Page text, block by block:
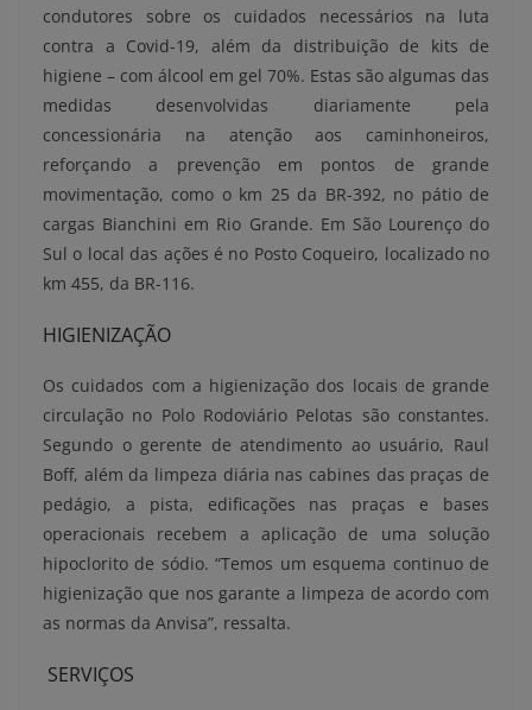
condutores sobre os cuidados necessários na luta
contra a Covid-19, além da distribuição de kits de
higiene – com álcool em gel 70%. Estas são algumas das
medidas desenvolvidas diariamente pela
concessionária na atenção aos caminhoneiros,
reforçando a prevenção em pontos de grande
movimentação, como o km 25 da BR-392, no pátio de
cargas Bianchini em Rio Grande. Em São Lourenço do
Sul o local das ações é no Posto Coqueiro, localizado no
km 455, da BR-116.
HIGIENIZAÇÃO
Os cuidados com a higienização dos locais de grande
circulação no Polo Rodoviário Pelotas são constantes.
Segundo o gerente de atendimento ao usuário, Raul
Boff, além da limpeza diária nas cabines das praças de
pedágio, a pista, edificações nas praças e bases
operacionais recebem a aplicação de uma solução
hipoclorito de sódio. “Temos um esquema continuo de
higienização que nos garante a limpeza de acordo com
as normas da Anvisa”, ressalta.
SERVIÇOS